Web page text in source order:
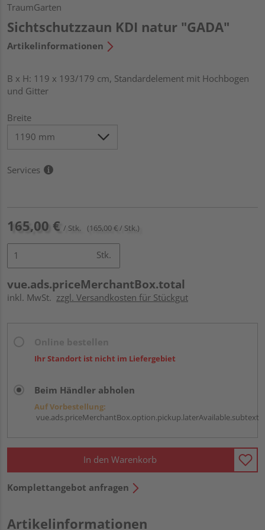
TraumGarten
Sichtschutzzaun KDI natur "GADA"
Artikelinformationen
B x H: 119 x 193/179 cm, Standardelement mit Hochbogen
und Gitter
Breite
Services
165,00 € / Stk. (165,00 € / Stk.)
Stk.
vue.ads.priceMerchantBox.total
inkl. MwSt. zzgl. Versandkosten für Stückgut
Ihr Standort ist nicht im Liefergebiet
Beim Händler abholen
Auf Vorbestellung:
vue.ads.priceMerchantBox.option.pickup.laterAvailable.subtext
In den Warenkorb
Komplettangebot anfragen
Artikelinformationen